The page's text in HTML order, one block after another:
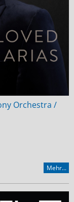
Orchestra /
Mehr...